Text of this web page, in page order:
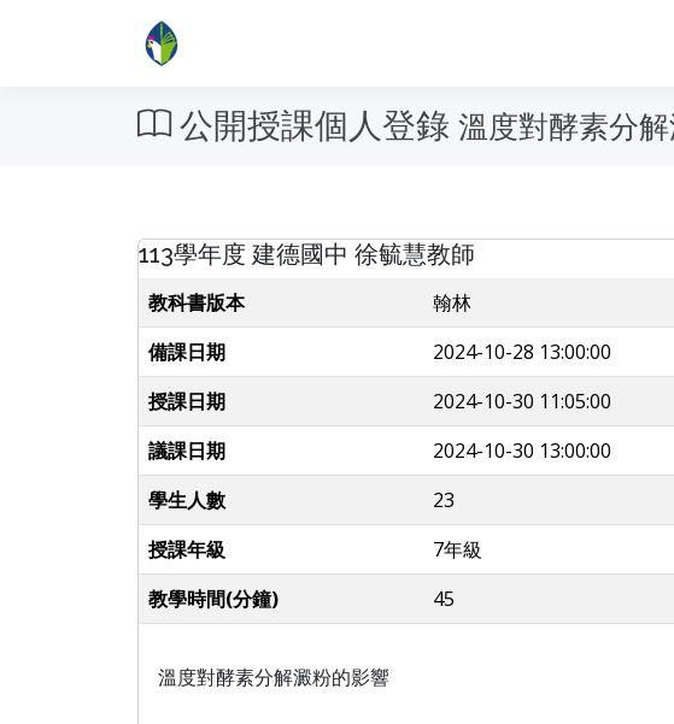
公開授課個人登錄 溫度對酵素分
113學年度 建德國中 徐毓慧教師
教科書版本 翰林
備課日期
2024-10-28 13:00:00
授課日期
2024-10-30 11:05:00
議課日期
2024-10-30 13:00:00
學生人數
23
授課年級
7年級
教學時間(分鐘)
45
溫度對酵素分解澱粉的影響